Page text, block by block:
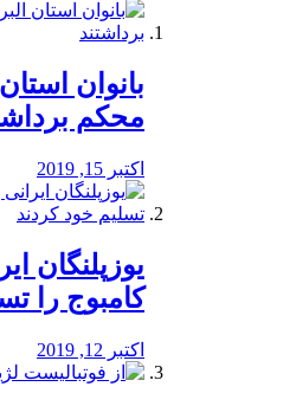
بانوان
محكم
اکتبر 15, 2019
یوزپلنگان
کامبوج را
اکتبر 12, 2019